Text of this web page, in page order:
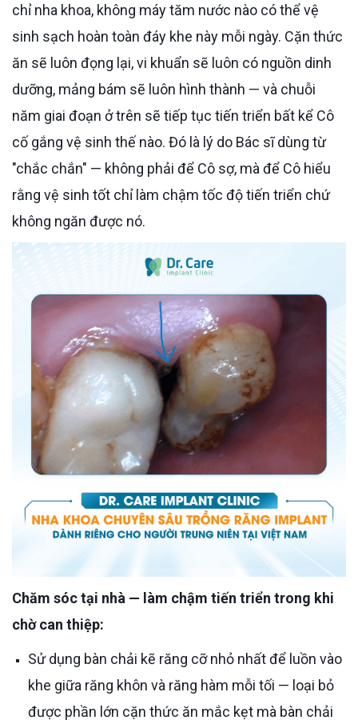
chỉ nha khoa, không máy tăm nước nào có thể vệ
sinh sạch hoàn toàn đáy khe này mỗi ngày. Cặn thức
ăn sẽ luôn đọng lại, vi khuẩn sẽ luôn có nguồn dinh
dưỡng, mảng bám sẽ luôn hình thành — và chuỗi
năm giai đoạn ở trên sẽ tiếp tục tiến triển bất kể Cô
cố gắng vệ sinh thế nào. Đó là lý do Bác sĩ dùng từ
"chắc chắn" — không phải để Cô sợ, mà để Cô hiểu
rằng vệ sinh tốt chỉ làm chậm tốc độ tiến triển chứ
không ngăn được nó.
Chăm sóc tại nhà — làm chậm tiến triển trong khi
chờ can thiệp:
Sử dụng bàn chải kẽ răng cỡ nhỏ nhất để luồn vào
khe giữa răng khôn và răng hàm mỗi tối — loại bỏ
được phần lớn cặn thức ăn mắc kẹt mà bàn chải